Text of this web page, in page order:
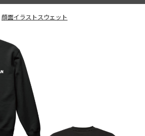
顔面イラストスウェット